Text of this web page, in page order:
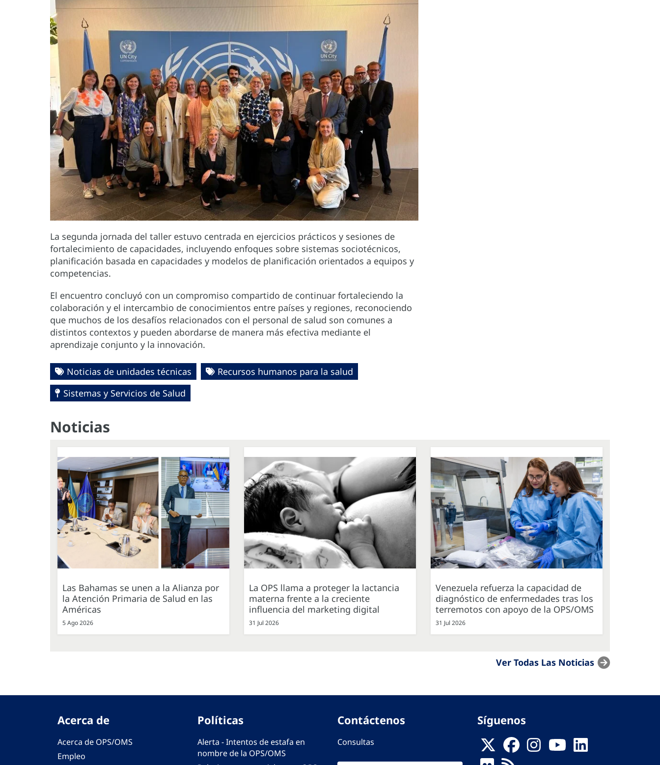
La segunda jornada del taller estuvo centrada en ejercicios prácticos y sesiones de
fortalecimiento de capacidades, incluyendo enfoques sobre sistemas sociotécnicos,
planificación basada en capacidades y modelos de planificación orientados a equipos y
competencias.
El encuentro concluyó con un compromiso compartido de continuar fortaleciendo la
colaboración y el intercambio de conocimientos entre países y regiones, reconociendo
que muchos de los desafíos relacionados con el personal de salud son comunes a
distintos contextos y pueden abordarse de manera más efectiva mediante el
aprendizaje conjunto y la innovación.
Noticias de unidades técnicas
Recursos humanos para la salud
Sistemas y Servicios de Salud
Noticias
Las Bahamas se unen a la Alianza por
la Atención Primaria de Salud en las
Américas
5 Ago 2026
La OPS llama a proteger la lactancia
materna frente a la creciente
influencia del marketing digital
31 Jul 2026
Venezuela refuerza la capacidad de
diagnóstico de enfermedades tras los
terremotos con apoyo de la OPS/OMS
31 Jul 2026
Ver Todas Las Noticias
Acerca de
Acerca de OPS/OMS
Empleo
Políticas
Alerta - Intentos de estafa en
nombre de la OPS/OMS
Contáctenos
Consultas
Síguenos